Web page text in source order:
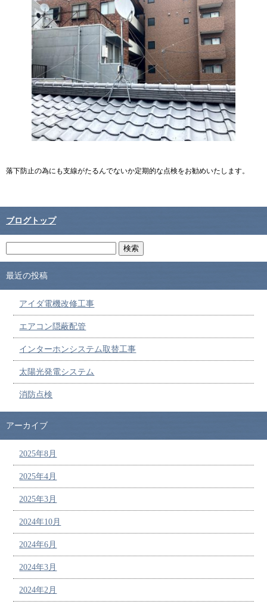
落下防止の為にも支線がたるんでないか定期的な点検をお勧めいたします。
ブログトップ
最近の投稿
アイダ電機改修工事
エアコン隠蔽配管
インターホンシステム取替工事
太陽光発電システム
消防点検
アーカイブ
2025年8月
2025年4月
2025年3月
2024年10月
2024年6月
2024年3月
2024年2月